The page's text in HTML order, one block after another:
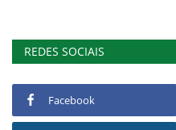
REDES SOCIAIS
Facebook